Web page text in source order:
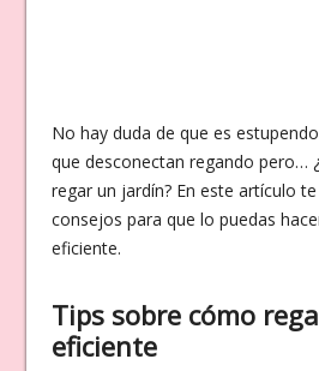
No hay duda de que es
que desconectan regando pero…
regar un jardín? En este artículo
consejos para que lo puedas
eficiente.
Tips sobre cómo
eficiente